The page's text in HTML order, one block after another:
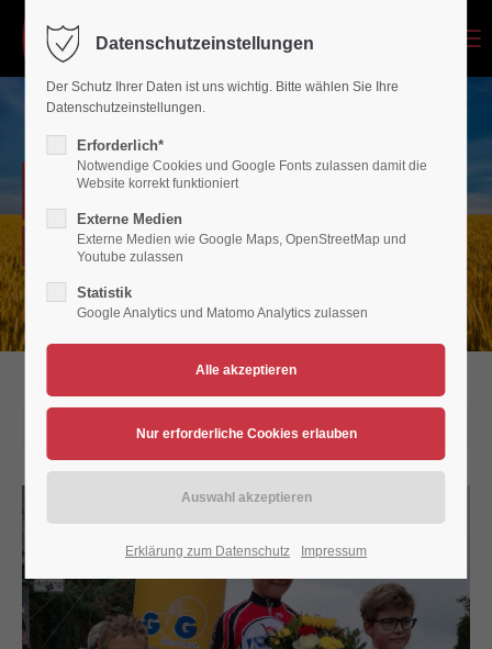
Login
Benutzername
Anmelden
Support
24h/ 365days
NEWSARCHIV
Verein für Bewegungsspiele 1936/45 Polch/Maifeld e.V.
27.08.2020 11:31
Datenschutzeinstellungen
Der Schutz Ihrer Daten ist uns wichtig. Bitte wählen Sie Ihre
Datenschutzeinstellungen.
Erforderlich*
Notwendige Cookies und Google Fonts zulassen damit die
Website korrekt funktioniert
Externe Medien
Externe Medien wie Google Maps, OpenStreetMap und
Youtube zulassen
Statistik
Google Analytics und Matomo Analytics zulassen
Erklärung zum Datenschutz Impressum